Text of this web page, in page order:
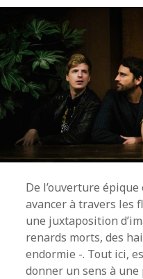
De l’ouverture
avancer à travers les
une juxtaposition
renards morts, des
endormie -. Tout ici,
donner un sens à une